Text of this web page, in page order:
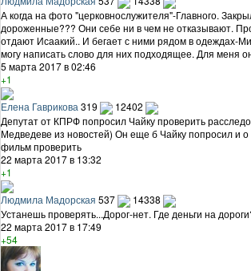
А когда на фото "церковнослужителя"-Главного.
дороженные??? Они себе ни в чем не отказывают.
отдают Исаакий.. И бегает с ними рядом в одеждах-
могу написать слово для них подходящее. Для меня
5 марта 2017 в 02:46
+1
Елена Гаврикова 319
12402
Депутат от КПРФ попросил Чайку проверить
Медведеве из новостей) Он еще б Чайку попросил и
фильм проверить
22 марта 2017 в 13:32
+1
Людмила Мадорская 537
14338
Устанешь проверять...Дорог-нет. Где деньги на
22 марта 2017 в 17:49
+54